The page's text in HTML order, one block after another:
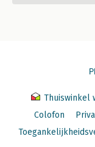
Thuiswinkel
Colofon